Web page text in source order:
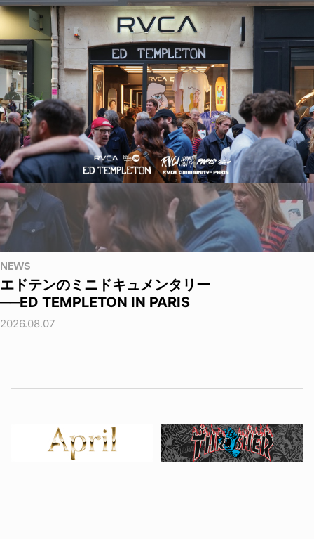
NEWS
エドテンのミニドキュメンタリー
──ED TEMPLETON IN PARIS
2026.08.07